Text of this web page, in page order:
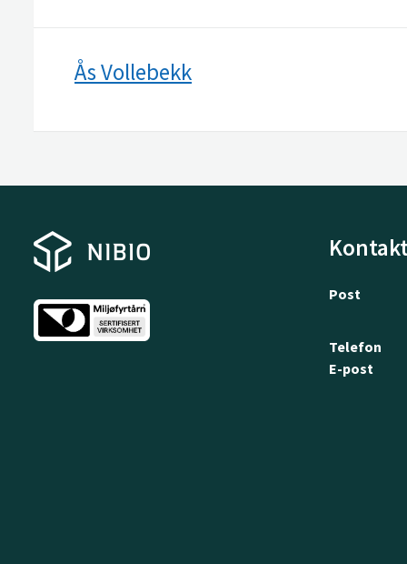
Ås Vollebekk
Post
Telefon
E-post